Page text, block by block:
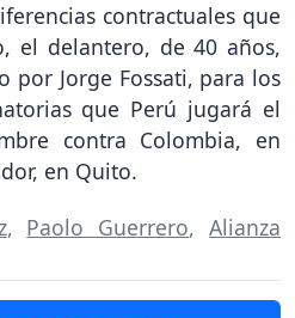
contractuales que
el delantero, de 40 años,
por Jorge Fossati, para los
que Perú jugará el
contra Colombia, en
en Quito.
, Paolo Guerrero,Alianza